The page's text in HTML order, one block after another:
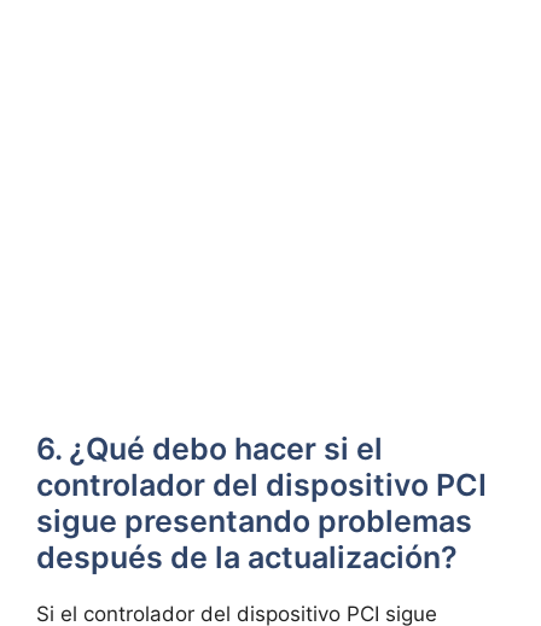
6. ¿Qué debo hacer si el
controlador​ del dispositivo PCI
sigue presentando problemas
⁢después ‍de la ​actualización?
Si⁤ el controlador del dispositivo PCI ⁣sigue